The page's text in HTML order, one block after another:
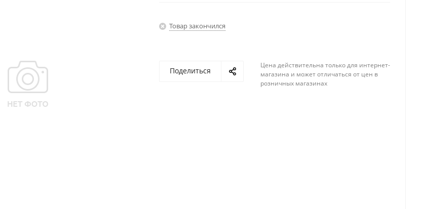
Товар закончился
Поделиться
Цена действительна только для интернет-
магазина и может отличаться от цен в
розничных магазинах